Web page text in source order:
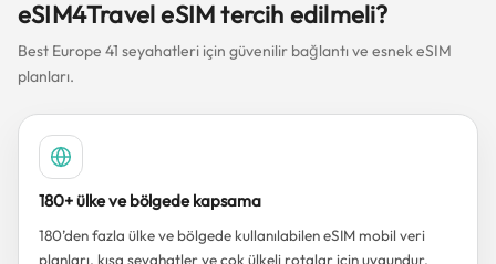
eSIM4Travel eSIM tercih edilmeli?
Best Europe 41 seyahatleri için güvenilir bağlantı ve esnek eSIM
planları.
180+ ülke ve bölgede kapsama
180’den fazla ülke ve bölgede kullanılabilen eSIM mobil veri
planları, kısa seyahatler ve çok ülkeli rotalar için uygundur.